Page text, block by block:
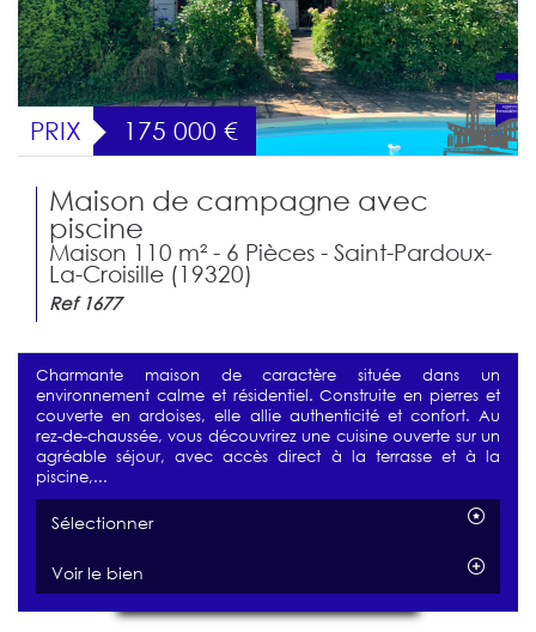
PRIX 175 000 €
Maison de campagne avec
piscine
Maison 110 m² - 6 Pièces - Saint-Pardoux-
La-Croisille (19320)
Ref 1677
Charmante maison de caractère située dans un
environnement calme et résidentiel. Construite en pierres et
couverte en ardoises, elle allie authenticité et confort. Au
rez-de-chaussée, vous découvrirez une cuisine ouverte sur un
agréable séjour, avec accès direct à la terrasse et à la
piscine,...
Sélectionner
Voir le bien